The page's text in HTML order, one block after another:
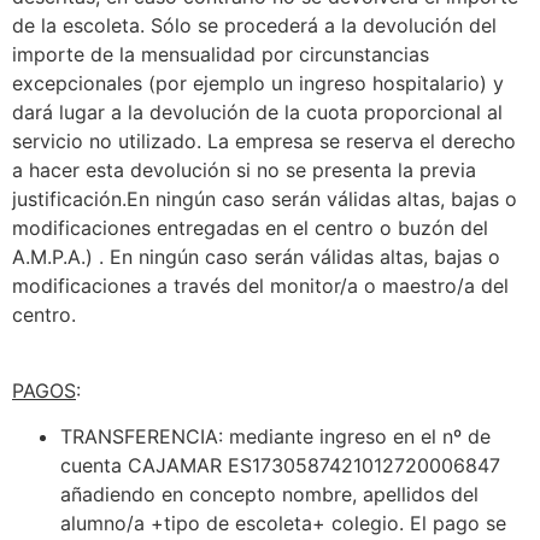
de la escoleta. Sólo se procederá a la devolución del
importe de la mensualidad por circunstancias
excepcionales (por ejemplo un ingreso hospitalario) y
dará lugar a la devolución de la cuota proporcional al
servicio no utilizado. La empresa se reserva el derecho
a hacer esta devolución si no se presenta la previa
justificación.En ningún caso serán válidas altas, bajas o
modificaciones entregadas en el centro o buzón del
A.M.P.A.) . En ningún caso serán válidas altas, bajas o
modificaciones a través del monitor/a o maestro/a del
centro.
PAGOS:
TRANSFERENCIA: mediante ingreso en el nº de
cuenta CAJAMAR ES1730587421012720006847
añadiendo en concepto nombre, apellidos del
alumno/a +tipo de escoleta+ colegio. El pago se